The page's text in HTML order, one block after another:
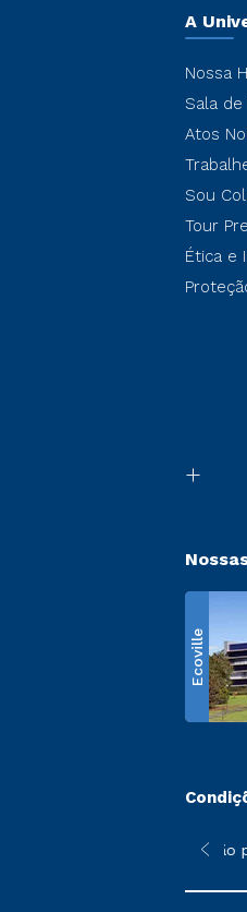
A
Nossa
Sala
Atos
Sou
Tour
Ética e
Ecoville
sofrer alterações
*A condição